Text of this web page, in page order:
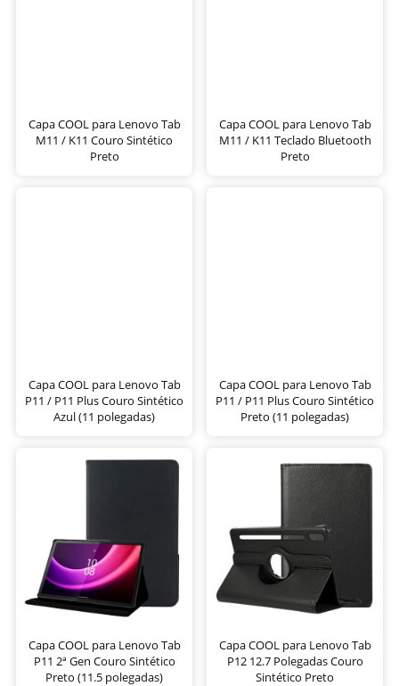
Capa COOL para Lenovo Tab
M11 / K11 Couro Sintético
Preto
Capa COOL para Lenovo Tab
M11 / K11 Teclado Bluetooth
Preto
Capa COOL para Lenovo Tab
P11 / P11 Plus Couro Sintético
Azul (11 polegadas)
Capa COOL para Lenovo Tab
P11 / P11 Plus Couro Sintético
Preto (11 polegadas)
Capa COOL para Lenovo Tab
P11 2ª Gen Couro Sintético
Preto (11.5 polegadas)
Capa COOL para Lenovo Tab
P12 12.7 Polegadas Couro
Sintético Preto